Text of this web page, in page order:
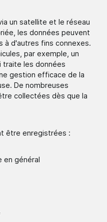
un satellite et le réseau
les données peuvent
à d'autres fins connexes.
par exemple, un
les données
gestion efficace de la
De nombreuses
collectées dès que la
être enregistrées :
en général